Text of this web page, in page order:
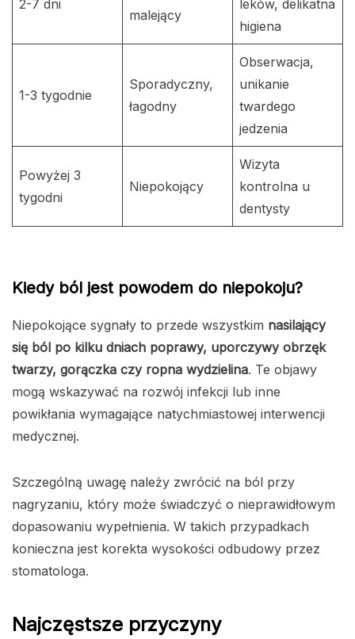
2-7 dni
malejący
leków, delikatna
higiena
1-3 tygodnie
Sporadyczny,
łagodny
Obserwacja,
unikanie
twardego
jedzenia
Powyżej 3
tygodni
Niepokojący
Wizyta
kontrolna u
dentysty
Kiedy ból jest powodem do niepokoju?
Niepokojące sygnały to przede wszystkim nasilający
się ból po kilku dniach poprawy, uporczywy obrzęk
twarzy, gorączka czy ropna wydzielina. Te objawy
mogą wskazywać na rozwój infekcji lub inne
powikłania wymagające natychmiastowej interwencji
medycznej.
Szczególną uwagę należy zwrócić na ból przy
nagryzaniu, który może świadczyć o nieprawidłowym
dopasowaniu wypełnienia. W takich przypadkach
konieczna jest korekta wysokości odbudowy przez
stomatologa.
Najczęstsze przyczyny